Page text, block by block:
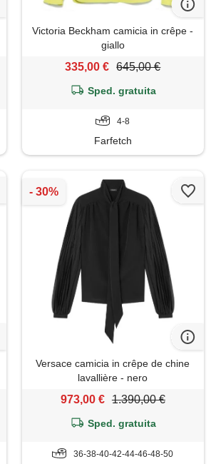
Victoria Beckham camicia in crêpe -
giallo
335,00 € 645,00 €
Sped. gratuita
4-8
Farfetch
Versace camicia in crêpe de chine
lavallière - nero
973,00 € 1.390,00 €
Sped. gratuita
36-38-40-42-44-46-48-50